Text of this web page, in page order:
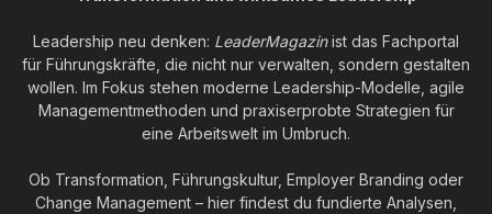
Leadership neu denken: LeaderMagazinist das Fachportal
für Führungskräfte, die nicht nur verwalten, sondern gestalten
wollen. Im Fokus stehen moderne Leadership-Modelle, agile
Managementmethoden und praxiserprobte Strategien für
eine Arbeitswelt im Umbruch.
Ob Transformation, Führungskultur, Employer Branding oder
Change Management – hier findest du fundierte Analysen,